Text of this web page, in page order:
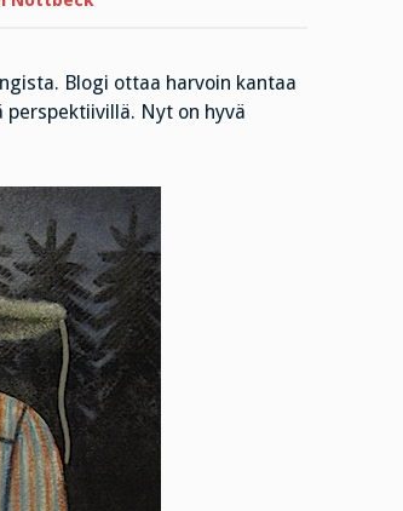
Blogi ottaa harvoin kantaa
Nyt on hyvä